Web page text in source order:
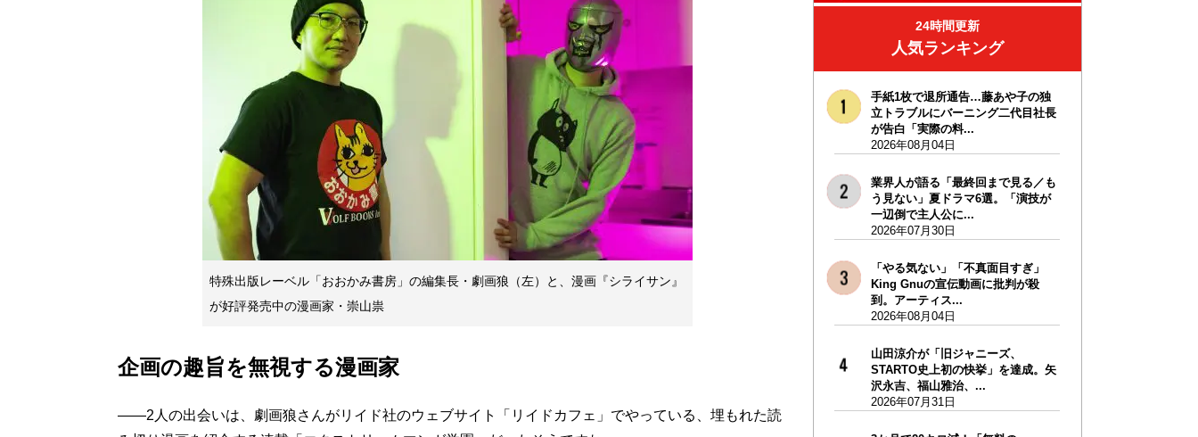
特殊出版レーベル「おおかみ書房」の編集長・劇画狼（左）と、漫画『シライサン』
が好評発売中の漫画家・崇山祟
企画の趣旨を無視する漫画家
――2人の出会いは、劇画狼さんがリイド社のウェブサイト「リイドカフェ」でやっている、埋もれた読
24時間更新
人気ランキング
手紙1枚で退所通告…藤あや子の独
立トラブルにバーニング二代目社長
が告白「実際の料...
2026年08月04日
業界人が語る「最終回まで見る／も
う見ない」夏ドラマ6選。「演技が
一辺倒で主人公に...
2026年07月30日
「やる気ない」「不真面目すぎ」
King Gnuの宣伝動画に批判が殺
到。アーティス...
2026年08月04日
山田涼介が「旧ジャニーズ、
STARTO史上初の快挙」を達成。矢
沢永吉、福山雅治、...
2026年07月31日